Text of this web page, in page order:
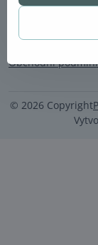
Po - Pá 8:30
Obchodní
© 2026 Copyright